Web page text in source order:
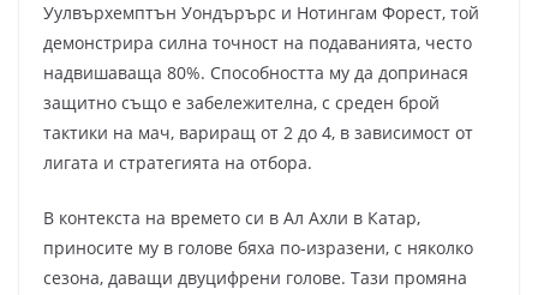
Уулвърхемптън Уондърърс и Нотингам Форест, той
демонстрира силна точност на подаванията, често
надвишаваща 80%. Способността му да допринася
защитно също е забележителна, с среден брой
тактики на мач, вариращ от 2 до 4, в зависимост от
лигата и стратегията на отбора.
В контекста на времето си в Ал Ахли в Катар,
приносите му в голове бяха по-изразени, с няколко
сезона, даващи двуцифрени голове. Тази промяна